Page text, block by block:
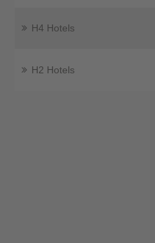
H4 Hotels
H2 Hotels